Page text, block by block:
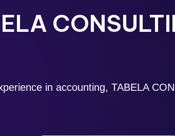
in accounting, TABELA